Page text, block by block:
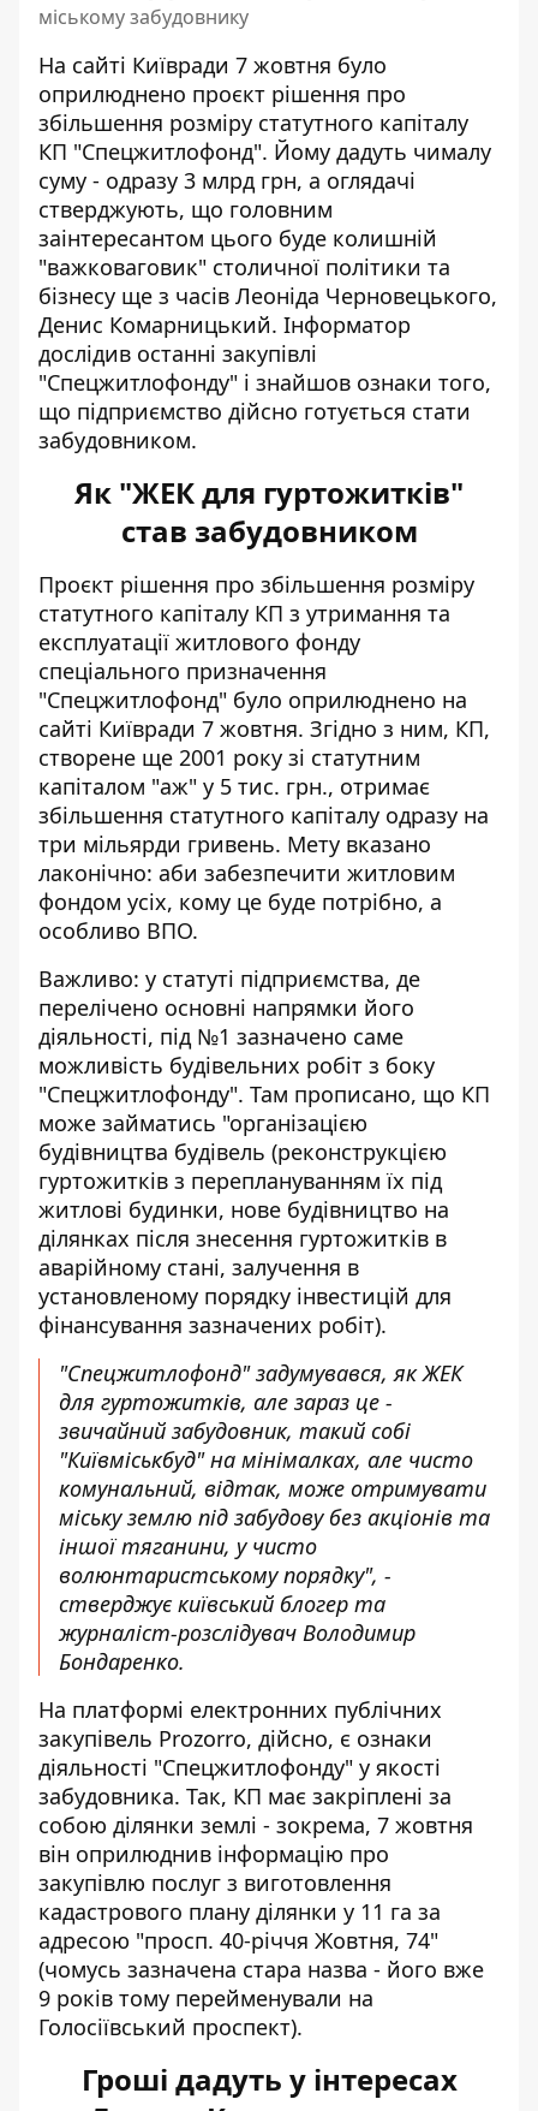
міському забудовнику
На сайті Київради 7 жовтня було
оприлюднено проєкт рішення про
збільшення розміру статутного капіталу
КП "Спецжитлофонд". Йому дадуть чималу
суму - одразу 3 млрд грн, а оглядачі
стверджують, що головним
заінтересантом цього буде колишній
"важковаговик" столичної політики та
бізнесу ще з часів Леоніда Черновецького,
Денис Комарницький. Інформатор
дослідив останні закупівлі
"Спецжитлофонду" і знайшов ознаки того,
що підприємство дійсно готується стати
забудовником.
Як "ЖЕК для гуртожитків"
став забудовником
Проєкт рішення про збільшення розміру
статутного капіталу КП з утримання та
експлуатації житлового фонду
спеціального призначення
"Спецжитлофонд" було оприлюднено на
сайті Київради 7 жовтня. Згідно з ним, КП,
створене ще 2001 року зі статутним
капіталом "аж" у 5 тис. грн., отримає
збільшення статутного капіталу одразу на
три мільярди гривень. Мету вказано
лаконічно: аби забезпечити житловим
фондом усіх, кому це буде потрібно, а
особливо ВПО.
Важливо: у статуті підприємства, де
перелічено основні напрямки його
діяльності, під №1 зазначено саме
можливість будівельних робіт з боку
"Спецжитлофонду". Там прописано, що КП
може займатись "організацією
будівництва будівель (реконструкцією
гуртожитків з переплануванням їх під
житлові будинки, нове будівництво на
ділянках після знесення гуртожитків в
аварійному стані, залучення в
установленому порядку інвестицій для
фінансування зазначених робіт).
"Спецжитлофонд" задумувався, як ЖЕК
для гуртожитків, але зараз це -
звичайний забудовник, такий собі
"Київміськбуд" на мінімалках, але чисто
комунальний, відтак, може отримувати
міську землю під забудову без акціонів та
іншої тяганини, у чисто
волюнтаристському порядку", -
стверджує київський блогер та
журналіст-розслідувач Володимир
Бондаренко.
На платформі електронних публічних
закупівель Prozorro, дійсно, є ознаки
діяльності "Спецжитлофонду" у якості
забудовника. Так, КП має закріплені за
собою ділянки землі - зокрема, 7 жовтня
він оприлюднив інформацію про
закупівлю послуг з виготовлення
кадастрового плану ділянки у 11 га за
адресою "просп. 40-річчя Жовтня, 74"
(чомусь зазначена стара назва - його вже
9 років тому перейменували на
Голосіївський проспект).
Гроші дадуть у інтересах